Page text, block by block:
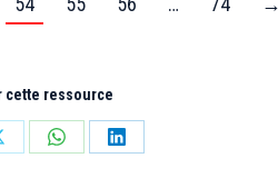
cette ressource
PartagerPartager